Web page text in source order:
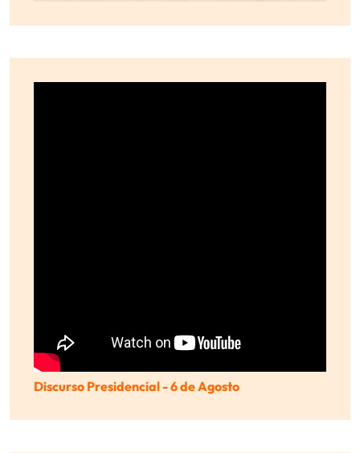
Discurso Presidencial - 6 de Agosto